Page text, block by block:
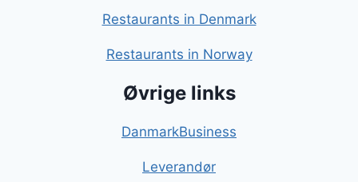
Restaurants in Denmark
Restaurants in Norway
Øvrige links
DanmarkBusiness
Leverandør